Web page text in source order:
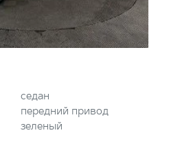
седан
передний привод
зеленый